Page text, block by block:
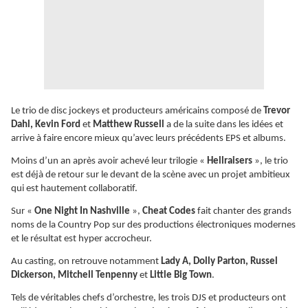
Le trio de disc jockeys et producteurs américains composé de Trevor
Dahl, Kevin Ford et Matthew Russell a de la suite dans les idées et
arrive à faire encore mieux qu’avec leurs précédents EPS et albums.
Moins d’un an après avoir achevé leur trilogie « Hellraisers », le trio
est déjà de retour sur le devant de la scène avec un projet ambitieux
qui est hautement collaboratif.
Sur « One Night In Nashville », Cheat Codes fait chanter des grands
noms de la Country Pop sur des productions électroniques modernes
et le résultat est hyper accrocheur.
Au casting, on retrouve notamment Lady A, Dolly Parton, Russel
Dickerson, Mitchell Tenpenny et Little Big Town.
Tels de véritables chefs d’orchestre, les trois DJS et producteurs ont